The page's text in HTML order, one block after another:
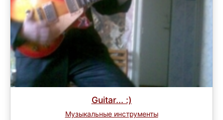
Guitar... :)
Музыкальные инструменты